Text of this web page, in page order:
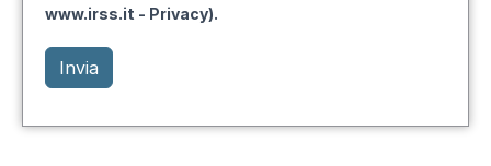
www.irss.it - Privacy).